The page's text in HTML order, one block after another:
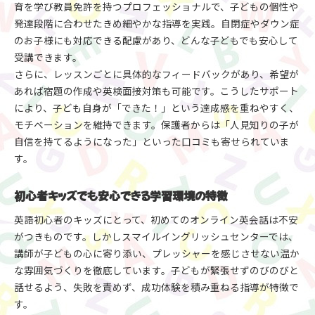
キッズのやる気を引き出す講師の工夫と熱意
初心者から上級者まで対応できる指導力とは
初心者キッズも安心の教育サポートと上達のコツ
オンライン英会話初心者でも安心のサポート体制
質の高いフィードバックで伸びる上達ポイント
子供のやる気を持続させる教育方法とは
宿題や面接対策まで徹底サポートの実際
保護者も納得の学習習慣が身につくコツを紹介
育を学び教員免許を持つプロフェッショナルで、子どもの個性や
発達段階に合わせたきめ細やかな指導を実践。自閉症やダウン症
のお子様にも対応できる配慮があり、どんな子どもでも安心して
受講できます。
さらに、レッスンごとに具体的なフィードバックがあり、希望が
あれば宿題の作成や英検面接対策も可能です。こうしたサポート
により、子ども自身が「できた！」という達成感を重ねやすく、
モチベーションを維持できます。保護者からは「人見知りの子が
自信を持てるようになった」といった口コミも寄せられていま
す。
初心者キッズでも安心できる学習環境の特徴
英語初心者のキッズにとって、初めてのオンライン英会話は不安
がつきものです。しかしスマイルイングリッシュセンターでは、
講師が子どもの心に寄り添い、プレッシャーを感じさせない温か
な雰囲気づくりを徹底しています。子どもが緊張せずのびのびと
話せるよう、失敗を責めず、成功体験を積み重ねる指導が特徴で
す。